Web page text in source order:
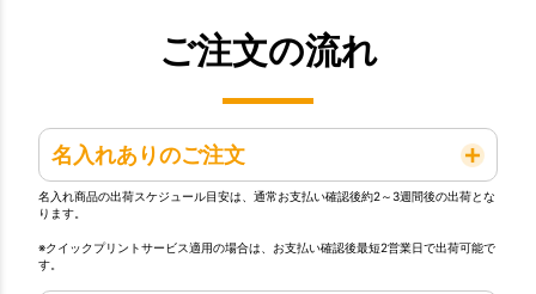
ご注文の流れ
名入れありのご注文
名入れ商品の出荷スケジュール目安は、通常お支払い確認後約2～3週間後の出荷とな
ります。
※クイックプリントサービス適用の場合は、お支払い確認後最短2営業日で出荷可能で
す。